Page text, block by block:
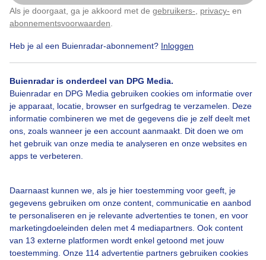
Als je doorgaat, ga je akkoord met de gebruikers- privacy- en
abonnementsvoorwaarden
Heb je al een Buienradar-abonnement? Inloggen
Buienradar is onderdeel van DPG Media.
Buienradar en DPG Media gebruiken cookies om informatie over
je apparaat, locatie, browser en surfgedrag te verzamelen. Deze
informatie combineren we met de gegevens die je zelf deelt met
ons, zoals wanneer je een account aanmaakt. Dit doen we om
het gebruik van onze media te analyseren en onze websites en
apps te verbeteren.
Daarnaast kunnen we, als je hier toestemming voor geeft, je
gegevens gebruiken om onze content, communicatie en aanbod
te personaliseren en je relevante advertenties te tonen, en voor
marketingdoeleinden delen met 4 mediapartners. Ook content
van 13 externe platformen wordt enkel getoond met jouw
toestemming. Onze 114 advertentie partners gebruiken cookies
Wolken Zonsopkomst
Bekijk slideshow
Klik hierom dit aan te passen